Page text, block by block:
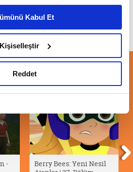
çerez paneli vasıtasıyla
ilişkin detaylı bilgi için
Çerez Bilgilendirme
Sitesi Aydınlatma Metnimizi
kapsamında
faaliyetleri ile ilgili daha
Kabul Et
Kişiselleştir
Reddet
VİDEOLAR
-
Berry Bees: Yeni Nesil